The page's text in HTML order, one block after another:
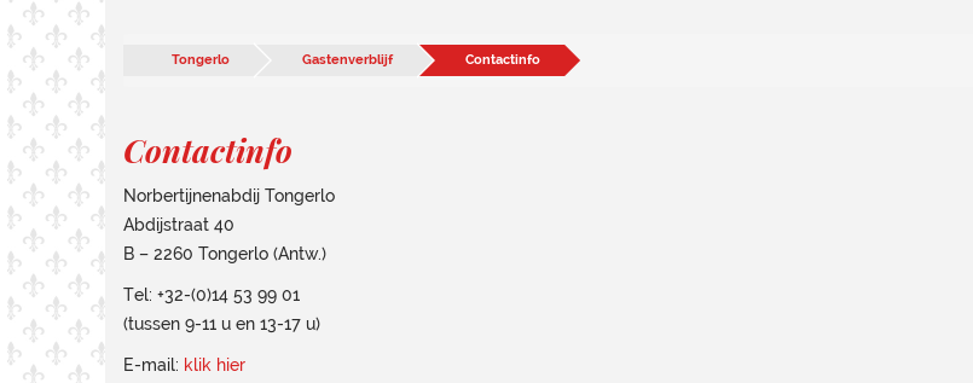
Tongerlo Gastenverblijf Contactinfo
Contactinfo
Norbertijnenabdij Tongerlo
Abdijstraat 40
B – 2260 Tongerlo (Antw.)
Tel: +32-(0)14 53 99 01
(tussen 9-11 u en 13-17 u)
E-mail: klik hier